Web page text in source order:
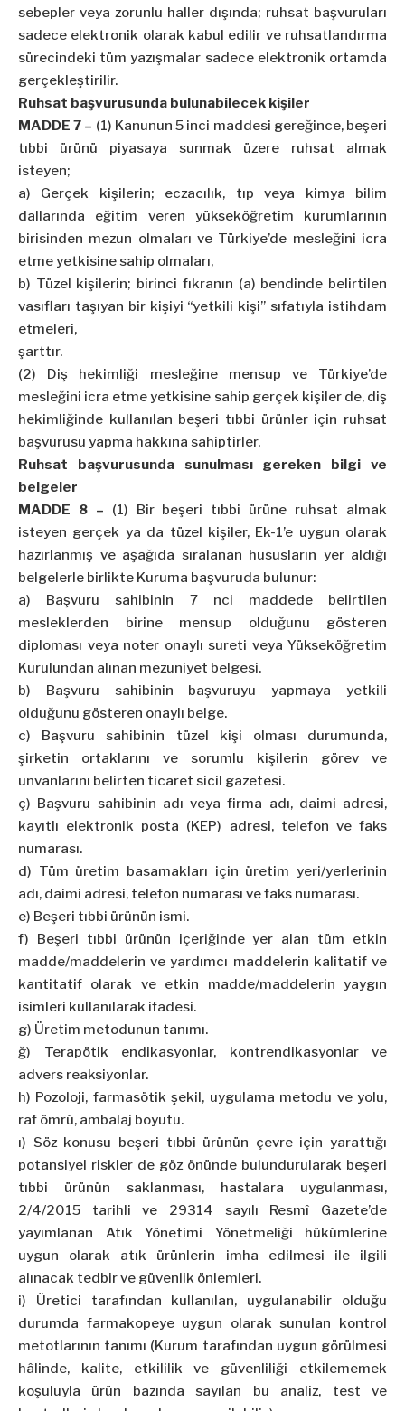
sebepler veya zorunlu haller dışında; ruhsat başvuruları
sadece elektronik olarak kabul edilir ve ruhsatlandırma
sürecindeki tüm yazışmalar sadece elektronik ortamda
gerçekleştirilir.
Ruhsat başvurusunda bulunabilecek kişiler
MADDE 7 – (1) Kanunun 5 inci maddesi gereğince, beşeri
tıbbi ürünü piyasaya sunmak üzere ruhsat almak
isteyen;
a) Gerçek kişilerin; eczacılık, tıp veya kimya bilim
dallarında eğitim veren yükseköğretim kurumlarının
birisinden mezun olmaları ve Türkiye’de mesleğini icra
etme yetkisine sahip olmaları,
b) Tüzel kişilerin; birinci fıkranın (a) bendinde belirtilen
vasıfları taşıyan bir kişiyi “yetkili kişi” sıfatıyla istihdam
etmeleri,
şarttır.
(2) Diş hekimliği mesleğine mensup ve Türkiye’de
mesleğini icra etme yetkisine sahip gerçek kişiler de, diş
hekimliğinde kullanılan beşeri tıbbi ürünler için ruhsat
başvurusu yapma hakkına sahiptirler.
Ruhsat başvurusunda sunulması gereken bilgi ve
belgeler
MADDE 8 – (1) Bir beşeri tıbbi ürüne ruhsat almak
isteyen gerçek ya da tüzel kişiler, Ek-1’e uygun olarak
hazırlanmış ve aşağıda sıralanan hususların yer aldığı
belgelerle birlikte Kuruma başvuruda bulunur:
a) Başvuru sahibinin 7 nci maddede belirtilen
mesleklerden birine mensup olduğunu gösteren
diploması veya noter onaylı sureti veya Yükseköğretim
Kurulundan alınan mezuniyet belgesi.
b) Başvuru sahibinin başvuruyu yapmaya yetkili
olduğunu gösteren onaylı belge.
c) Başvuru sahibinin tüzel kişi olması durumunda,
şirketin ortaklarını ve sorumlu kişilerin görev ve
unvanlarını belirten ticaret sicil gazetesi.
ç) Başvuru sahibinin adı veya firma adı, daimi adresi,
kayıtlı elektronik posta (KEP) adresi, telefon ve faks
numarası.
d) Tüm üretim basamakları için üretim yeri/yerlerinin
adı, daimi adresi, telefon numarası ve faks numarası.
e) Beşeri tıbbi ürünün ismi.
f) Beşeri tıbbi ürünün içeriğinde yer alan tüm etkin
madde/maddelerin ve yardımcı maddelerin kalitatif ve
kantitatif olarak ve etkin madde/maddelerin yaygın
isimleri kullanılarak ifadesi.
g) Üretim metodunun tanımı.
ğ) Terapötik endikasyonlar, kontrendikasyonlar ve
advers reaksiyonlar.
h) Pozoloji, farmasötik şekil, uygulama metodu ve yolu,
raf ömrü, ambalaj boyutu.
ı) Söz konusu beşeri tıbbi ürünün çevre için yarattığı
potansiyel riskler de göz önünde bulundurularak beşeri
tıbbi ürünün saklanması, hastalara uygulanması,
2/4/2015 tarihli ve 29314 sayılı Resmî Gazete’de
yayımlanan Atık Yönetimi Yönetmeliği hükümlerine
uygun olarak atık ürünlerin imha edilmesi ile ilgili
alınacak tedbir ve güvenlik önlemleri.
i) Üretici tarafından kullanılan, uygulanabilir olduğu
durumda farmakopeye uygun olarak sunulan kontrol
metotlarının tanımı (Kurum tarafından uygun görülmesi
hâlinde, kalite, etkililik ve güvenliliği etkilememek
koşuluyla ürün bazında sayılan bu analiz, test ve